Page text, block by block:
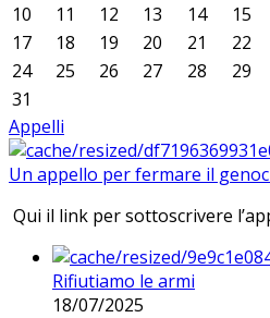
10
11 12 13 14 15
17
18 19 20 21 22
24
25 26 27 28 29
31
Appelli
Un appello per fermare il
Qui il link per sottoscrivere
Rifiutiamo le armi
18/07/2025